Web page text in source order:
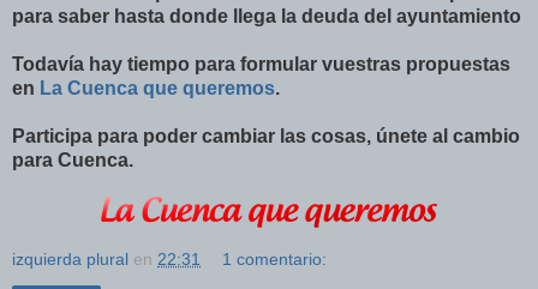
para saber hasta donde llega la deuda del ayuntamiento
Todavía hay tiempo para formular vuestras propuestas
en La Cuenca que queremos.
Participa para poder cambiar las cosas, únete al cambio
para Cuenca.
izquierda plural en 22:31 1 comentario: